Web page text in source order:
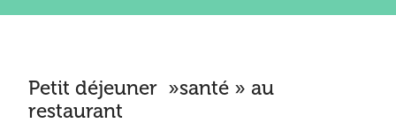
Petit déjeuner »santé » au
restaurant